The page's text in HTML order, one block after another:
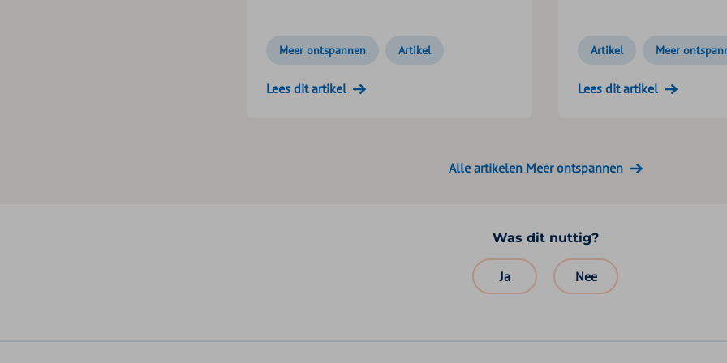
Meer ontspannen Artikel
Lees dit artikel
Artikel Meer
Lees dit artikel
Alle artikelen Meer ontspannen
Was dit nuttig?
Ja Nee